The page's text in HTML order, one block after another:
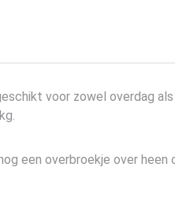
voor zowel overdag
een overbroekje over